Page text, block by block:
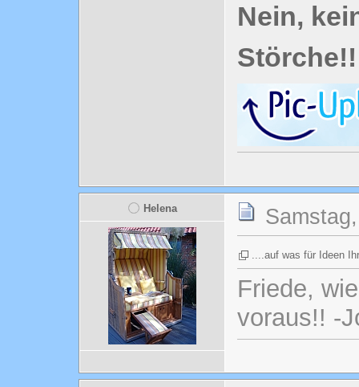
Nein,
Helena
....auf was für Ideen
Friede,
voraus!! -